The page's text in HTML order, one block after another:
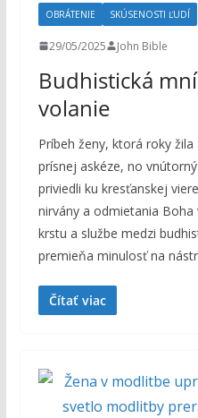
OBRÁTENIE SKÚSENOSTI ĽUDÍ
29/05/2025 John Bible
Budhistická
volanie
Príbeh ženy, ktorá roky
prísnej askéze, no
priviedli ku kresťanskej
nirvány a odmietania
krstu a službe medzi
premieňa minulosť na
Čítať viac